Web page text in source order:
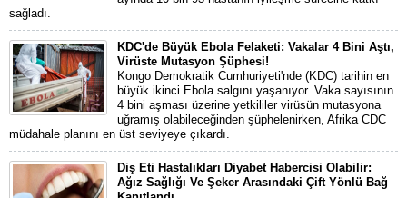
sağladı.
KDC'de Büyük Ebola Felaketi: Vakalar 4 Bini Aştı,
Virüste Mutasyon Şüphesi!
Kongo Demokratik Cumhuriyeti'nde (KDC) tarihin en
büyük ikinci Ebola salgını yaşanıyor. Vaka sayısının
4 bini aşması üzerine yetkililer virüsün mutasyona
uğramış olabileceğinden şüphelenirken, Afrika CDC
müdahale planını en üst seviyeye çıkardı.
Diş Eti Hastalıkları Diyabet Habercisi Olabilir:
Ağız Sağlığı Ve Şeker Arasındaki Çift Yönlü Bağ